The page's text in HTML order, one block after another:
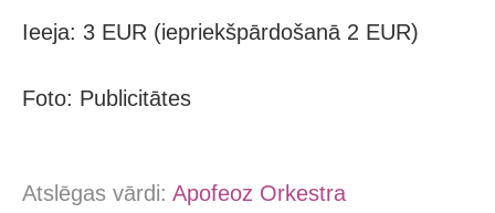
Ieeja: 3 EUR (iepriekšpārdošanā 2 EUR)
Foto: Publicitātes
Atslēgas vārdi: Apofeoz Orkestra